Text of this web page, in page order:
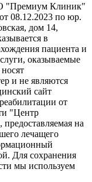
"Премиум Клиник"
08.12.2023 по юр.
дом 14,
в
пациента и
оказываемые
и не являются
сайт
от
"Центр
на
лечащего
Для сохранения
мы используем